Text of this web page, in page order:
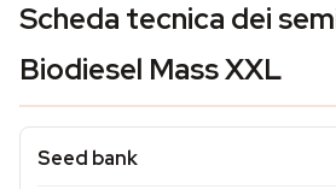
Scheda tecnica dei
Biodiesel Mass XXL
Seed bank